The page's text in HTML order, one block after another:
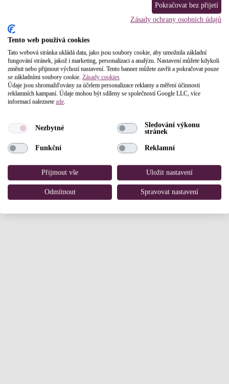
Pokračovat bez přijetí
Zásady ochrany osobních údajů
Tento web používá cookies
Tato webová stránka ukládá data, jako jsou soubory cookie, aby umožnila základní
fungování stránek, jakož i marketing, personalizaci a analýzu. Nastavení můžete kdykoli
změnit nebo přijmout výchozí nastavení. Tento banner můžete zavřít a pokračovat pouze
se základními soubory cookie. Zásady cookies
Údaje jsou shromažďovány za účelem personalizace reklamy a měření účinnosti
reklamních kampaní. Údaje mohou být sdíleny se společností Google LLC, více
informací naleznete zde.
Nezbytné
Sledování výkonu
stránek
Funkční Reklamní
Přijmout vše Uložit nastavení
Odmítnout Spravovat nastavení